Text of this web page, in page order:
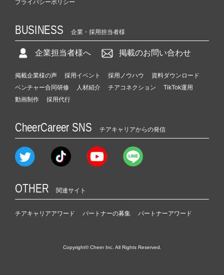
プライバシーポリシー
BUSINESS 企業・採用担当者様
企業担当者様へ 掲載のお問い合わせ
掲載企業様の声 採用イベント 採用ノウハウ
資料ダウンロード
ベンチャー合同研修
人材紹介 チアコネクション
TikTok運用
動画制作
採用代行
CheerCareer SNS チアキャリアからの発信
OTHER 関連サイト
チアキャリアアワード パートナーの募集 パートナーアワード
Copyright© Cheer Inc. All Rights Reserved.